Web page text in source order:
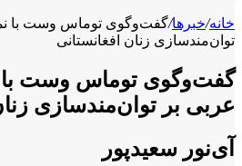
خانه/خبرها/گفت‌وگوی توماس وست با
توان‌مندسازی زنان افغانستانی
گفت‌وگوی توماس وست با
عربی بر توان‌مندسازی
آی‌نور سعیدپور